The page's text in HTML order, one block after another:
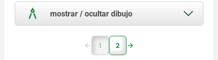
mostrar / ocultar dibujo
1 2